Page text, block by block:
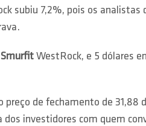
subiu 7,2%, pois os
Smurfit WestRock, e 5 dólares
de fechamento de
investidores com quem